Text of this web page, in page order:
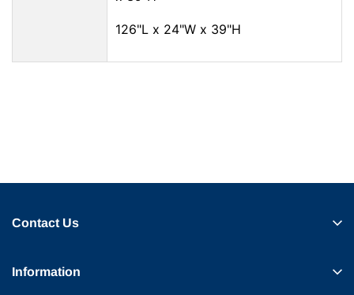
126"L x 24"W x 39"H
Contact Us
Information